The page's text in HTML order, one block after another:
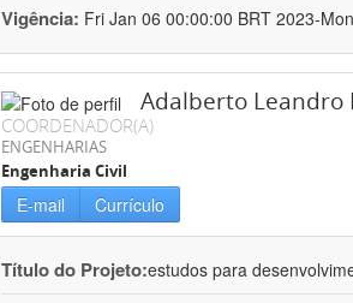
Vigência: Fri Jan 06 00:00:00 BRT 2023-
Adalberto Leandro
COORDENADOR(A)
ENGENHARIAS
Engenharia Civil
E-mail Currículo
Título do Projeto:estudos para